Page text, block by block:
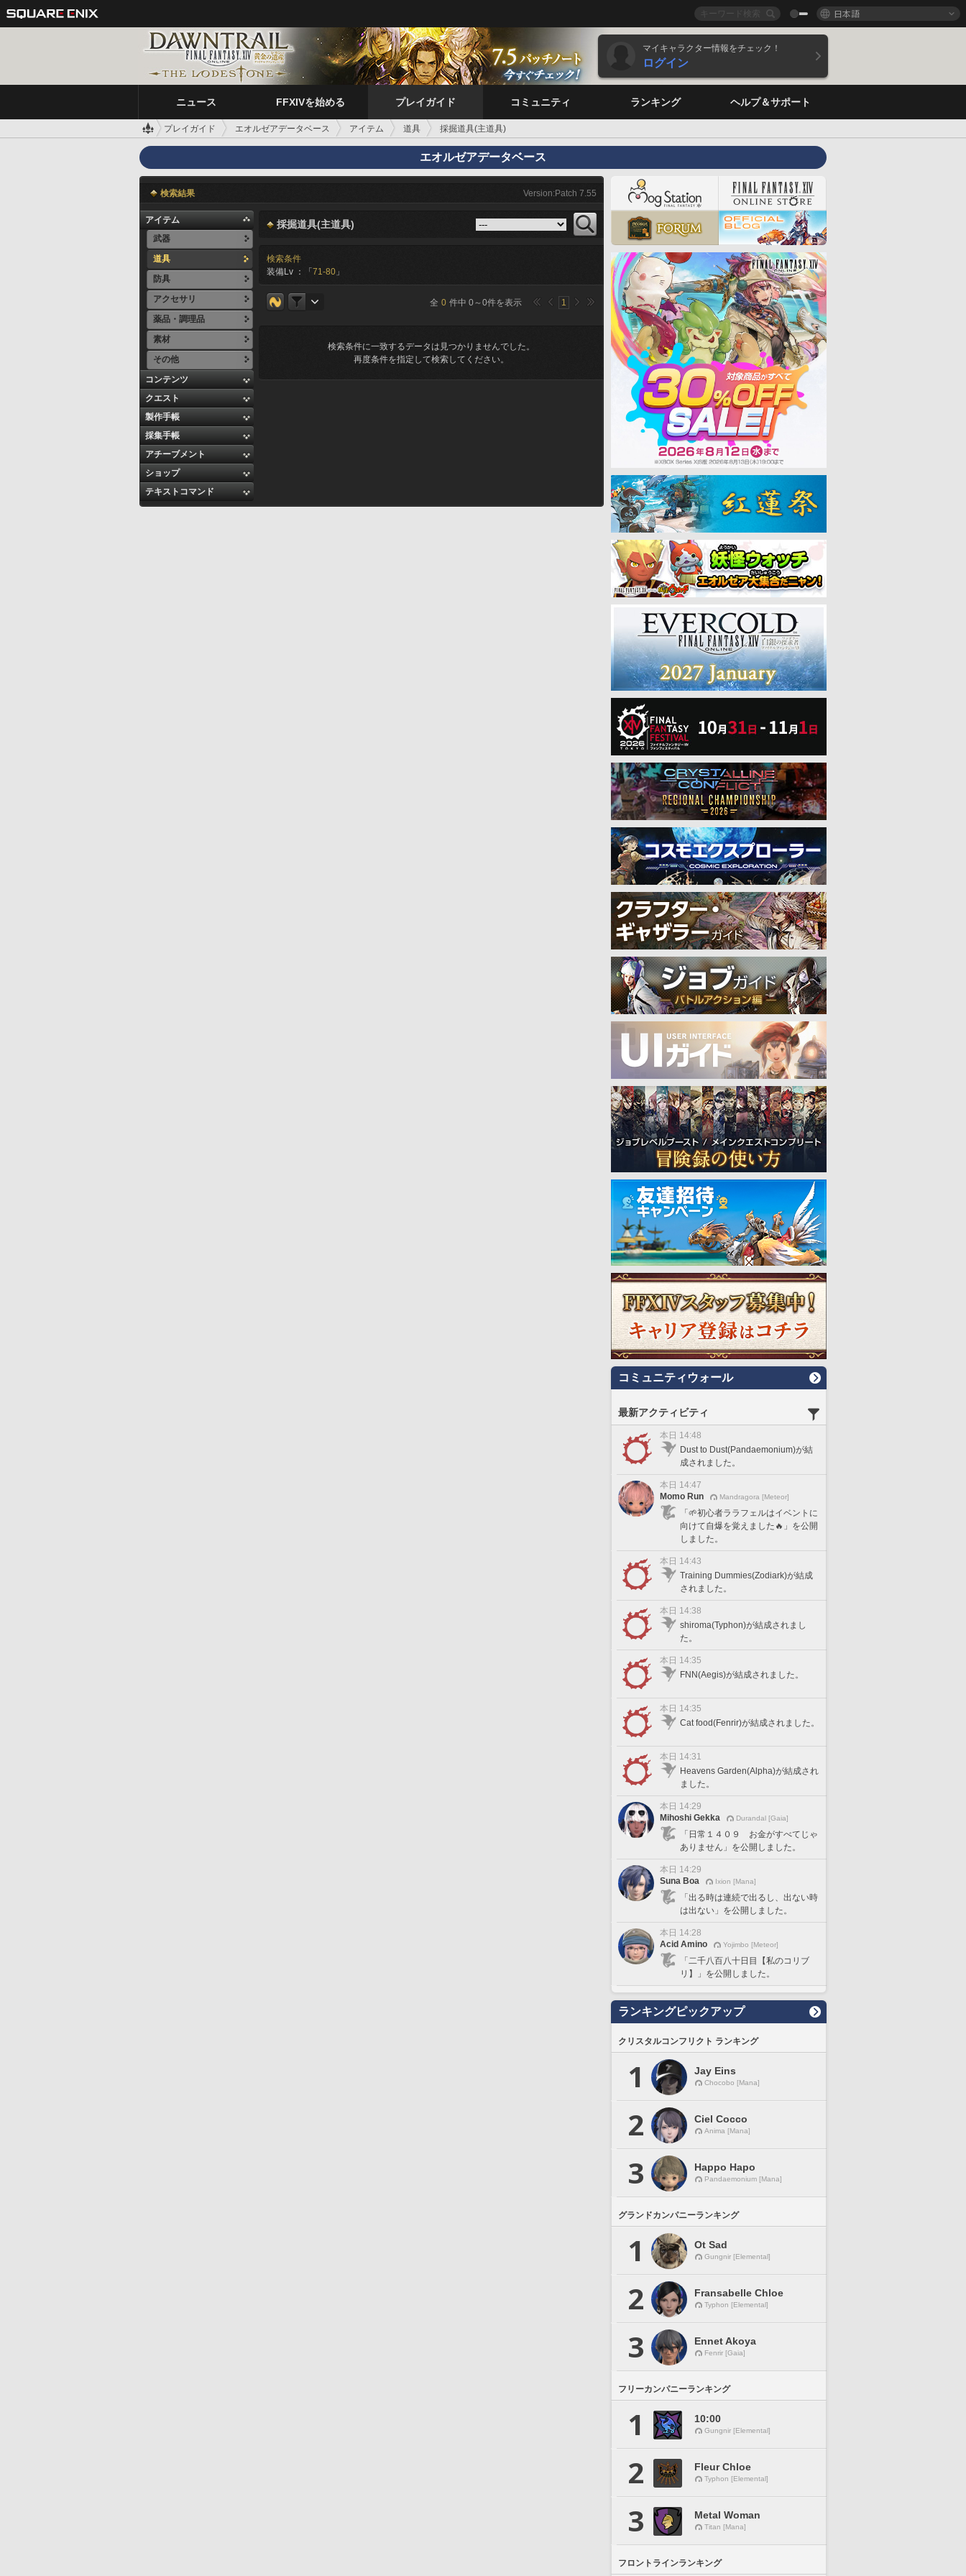
日本語
マイキャラクター情報をチェック！
ログイン
ニュース FFXIVを始める プレイガイド コミュニティ ランキング ヘルプ＆サポート
プレイガイド エオルゼアデータベース アイテム 道具 採掘道具(主道具)
エオルゼアデータベース
検索結果 Version:Patch 7.55
アイテム
武器
道具
防具
アクセサリ
薬品・調理品
素材
その他
コンテンツ
クエスト
製作手帳
採集手帳
アチーブメント
ショップ
テキストコマンド
採掘道具(主道具)
検索条件
装備Lv ：「 71-80 」
全 0 件中 0～0件を表示 1
検索条件に一致するデータは見つかりませんでした。
再度条件を指定して検索してください。
コミュニティウォール
最新アクティビティ
本日 14:48
Dust to Dust(Pandaemonium)が結
成されました。
本日 14:47
Momo Run
Mandragora [Meteor]
「🌱初心者ララフェルはイベントに
向けて自爆を覚えました🔥」を公開
しました。
本日 14:43
Training Dummies(Zodiark)が結成
されました。
本日 14:38
shiroma(Typhon)が結成されまし
た。
本日 14:35
FNN(Aegis)が結成されました。
本日 14:35
Cat food(Fenrir)が結成されました。
本日 14:31
Heavens Garden(Alpha)が結成され
ました。
本日 14:29
Mihoshi Gekka
Durandal [Gaia]
「日常１４０９ お金がすべてじゃ
ありません」を公開しました。
本日 14:29
Suna Boa
Ixion [Mana]
「出る時は連続で出るし、出ない時
は出ない」を公開しました。
本日 14:28
Acid Amino
Yojimbo [Meteor]
「二千八百八十日目【私のコリブ
リ】」を公開しました。
ランキングピックアップ
クリスタルコンフリクト ランキング
1 Jay Eins
Chocobo [Mana]
2 Ciel Cocco
Anima [Mana]
3 Happo Hapo
Pandaemonium [Mana]
グランドカンパニーランキング
1 Ot Sad
Gungnir [Elemental]
2 Fransabelle Chloe
Typhon [Elemental]
3 Ennet Akoya
Fenrir [Gaia]
フリーカンパニーランキング
1 10:00
Gungnir [Elemental]
2 Fleur Chloe
Typhon [Elemental]
3 Metal Woman
Titan [Mana]
フロントラインランキング